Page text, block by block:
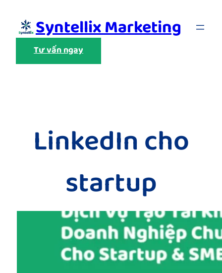
content Syntellix Marketing
Tư vấn ngay
LinkedIn cho
startup